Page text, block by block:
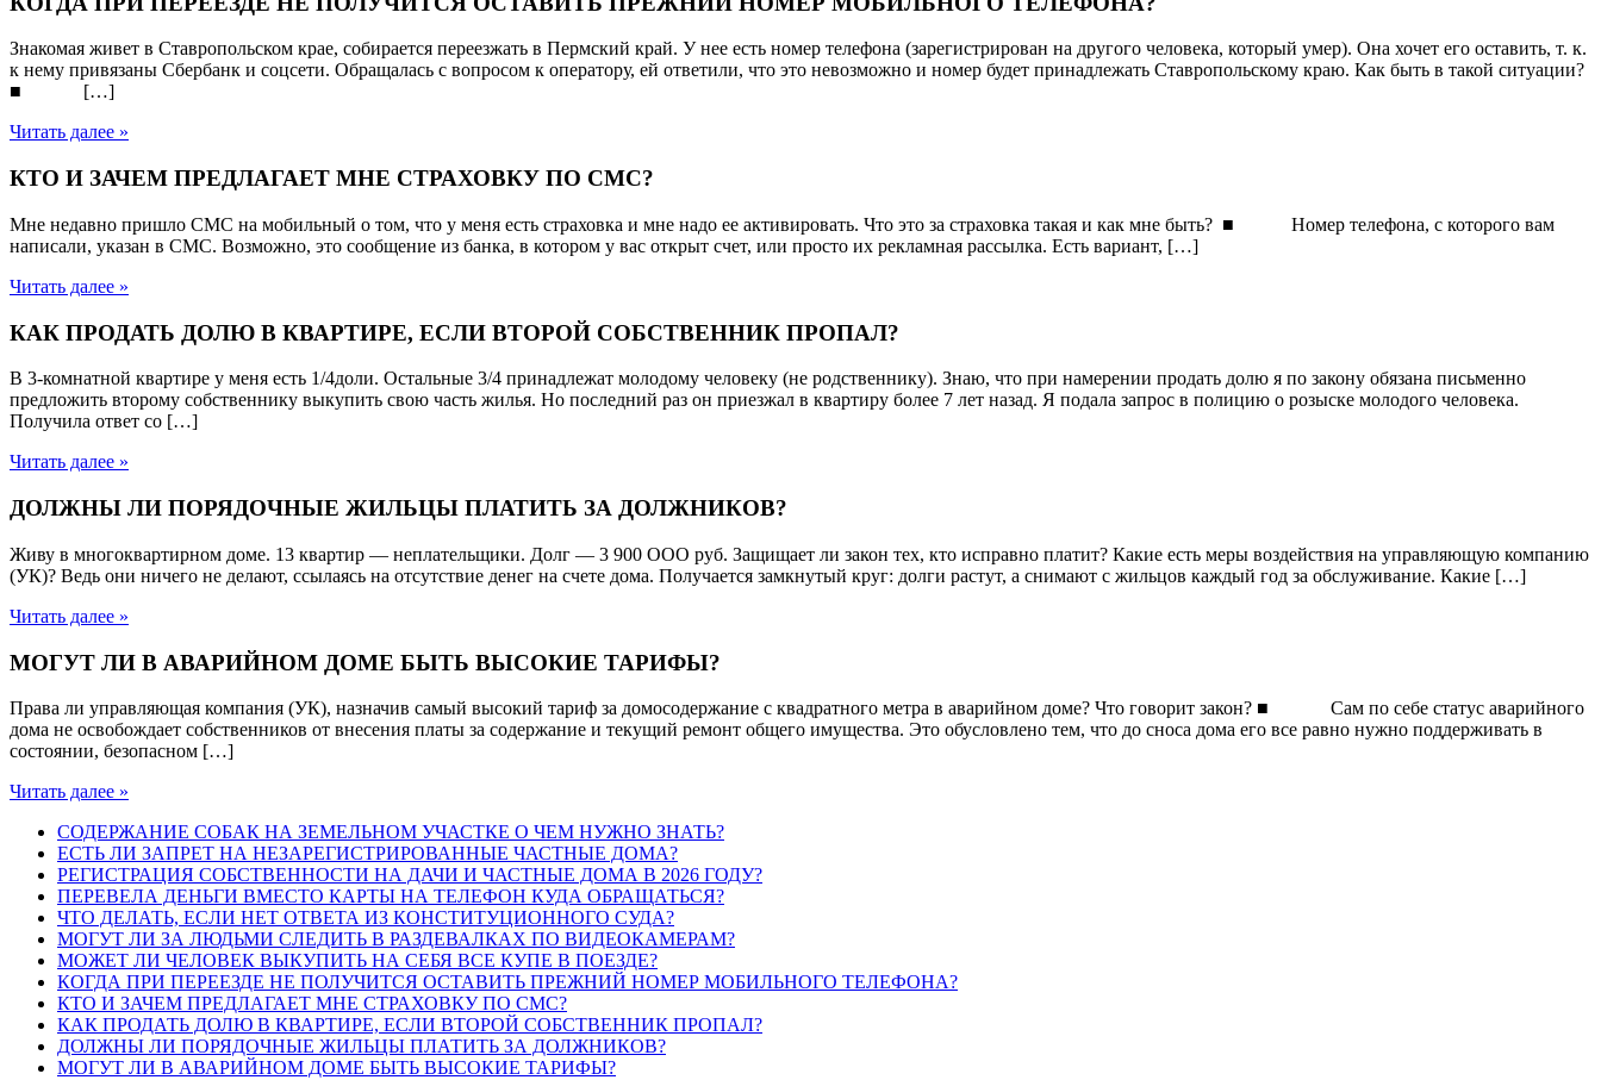
Знакомая живет в Ставропольском крае, собирается переезжать в Пермский край. У нее есть номер телефона (зарегистрирован на другого человека, который умер). Она хочет его оставить, т. к.
к нему привязаны Сбербанк и соцсети. Обращалась с вопросом к оператору, ей ответили, что это невозможно и номер будет принадлежать Ставропольскому краю. Как быть в такой ситуации?
■ […]
Читать далее »
КТО И ЗАЧЕМ ПРЕДЛАГАЕТ МНЕ СТРАХОВКУ ПО СМС?
Мне недавно пришло СМС на мобильный о том, что у меня есть страховка и мне надо ее активировать. Что это за страховка такая и как мне быть? ■ Номер телефона, с которого вам
написали, указан в СМС. Возможно, это сообщение из банка, в котором у вас открыт счет, или просто их рекламная рассылка. Есть вариант, […]
Читать далее »
КАК ПРОДАТЬ ДОЛЮ В КВАРТИРЕ, ЕСЛИ ВТОРОЙ СОБСТВЕННИК ПРОПАЛ?
В 3-комнатной квартире у меня есть 1/4доли. Остальные 3/4 принадлежат молодому человеку (не родственнику). Знаю, что при намерении продать долю я по закону обязана письменно
предложить второму собственнику выкупить свою часть жилья. Но последний раз он приезжал в квартиру более 7 лет назад. Я подала запрос в полицию о розыске молодого человека.
Получила ответ со […]
Читать далее »
ДОЛЖНЫ ЛИ ПОРЯДОЧНЫЕ ЖИЛЬЦЫ ПЛАТИТЬ ЗА ДОЛЖНИКОВ?
Живу в многоквартирном доме. 13 квартир — неплательщики. Долг — 3 900 ООО руб. Защищает ли закон тех, кто исправно платит? Какие есть меры воздействия на управляющую компанию
(УК)? Ведь они ничего не делают, ссылаясь на отсутствие денег на счете дома. Получается замкнутый круг: долги растут, а снимают с жильцов каждый год за обслуживание. Какие […]
Читать далее »
МОГУТ ЛИ В АВАРИЙНОМ ДОМЕ БЫТЬ ВЫСОКИЕ ТАРИФЫ?
Права ли управляющая компания (УК), назначив самый высокий тариф за домосодержание с квадратного метра в аварийном доме? Что говорит закон? ■ Сам по себе статус аварийного
дома не освобождает собственников от внесения платы за содержание и текущий ремонт общего имущества. Это обусловлено тем, что до сноса дома его все равно нужно поддерживать в
состоянии, безопасном […]
Читать далее »
СОДЕРЖАНИЕ СОБАК НА ЗЕМЕЛЬНОМ УЧАСТКЕ О ЧЕМ НУЖНО ЗНАТЬ?
ЕСТЬ ЛИ ЗАПРЕТ НА НЕЗАРЕГИСТРИРОВАННЫЕ ЧАСТНЫЕ ДОМА?
РЕГИСТРАЦИЯ СОБСТВЕННОСТИ НА ДАЧИ И ЧАСТНЫЕ ДОМА В 2026 ГОДУ?
ПЕРЕВЕЛА ДЕНЬГИ ВМЕСТО КАРТЫ НА ТЕЛЕФОН КУДА ОБРАЩАТЬСЯ?
ЧТО ДЕЛАТЬ, ЕСЛИ НЕТ ОТВЕТА ИЗ КОНСТИТУЦИОННОГО СУДА?
МОГУТ ЛИ ЗА ЛЮДЬМИ СЛЕДИТЬ В РАЗДЕВАЛКАХ ПО ВИДЕОКАМЕРАМ?
МОЖЕТ ЛИ ЧЕЛОВЕК ВЫКУПИТЬ НА СЕБЯ ВСЕ КУПЕ В ПОЕЗДЕ?
КОГДА ПРИ ПЕРЕЕЗДЕ НЕ ПОЛУЧИТСЯ ОСТАВИТЬ ПРЕЖНИЙ НОМЕР МОБИЛЬНОГО ТЕЛЕФОНА?
КТО И ЗАЧЕМ ПРЕДЛАГАЕТ МНЕ СТРАХОВКУ ПО СМС?
КАК ПРОДАТЬ ДОЛЮ В КВАРТИРЕ, ЕСЛИ ВТОРОЙ СОБСТВЕННИК ПРОПАЛ?
ДОЛЖНЫ ЛИ ПОРЯДОЧНЫЕ ЖИЛЬЦЫ ПЛАТИТЬ ЗА ДОЛЖНИКОВ?
МОГУТ ЛИ В АВАРИЙНОМ ДОМЕ БЫТЬ ВЫСОКИЕ ТАРИФЫ?